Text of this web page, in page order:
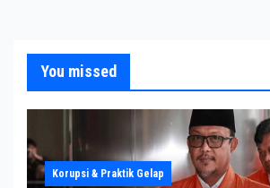
You missed
Korupsi & Praktik Gelap